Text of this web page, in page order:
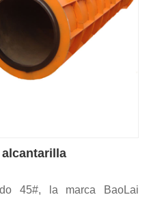
45#, la marca BaoLai